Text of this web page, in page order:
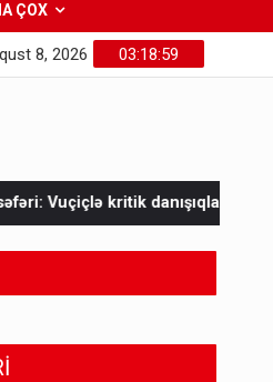
ÇOX
03:19:01
8, 2026
Mask Ukraynaya bunu